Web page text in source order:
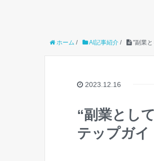
ホーム / AI記事紹介 / "副業
2023.12.16
“副業とし
テップガイ